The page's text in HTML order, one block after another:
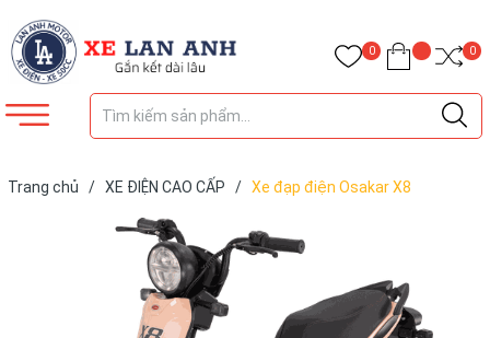
0 0
Trang chủ / XE ĐIỆN CAO CẤP / Xe đạp điện Osakar X8